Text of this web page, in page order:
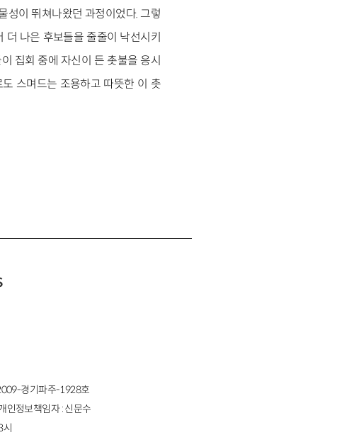
성이 뛰쳐나왔던 과정이었다. 그렇
나은 후보들을 줄줄이 낙선시키
집회 중에 자신이 든 촛불을 응시
스며드는 조용하고 따뜻한 이 촛
경기파주-1928호
인정보책임자 : 신문수
시